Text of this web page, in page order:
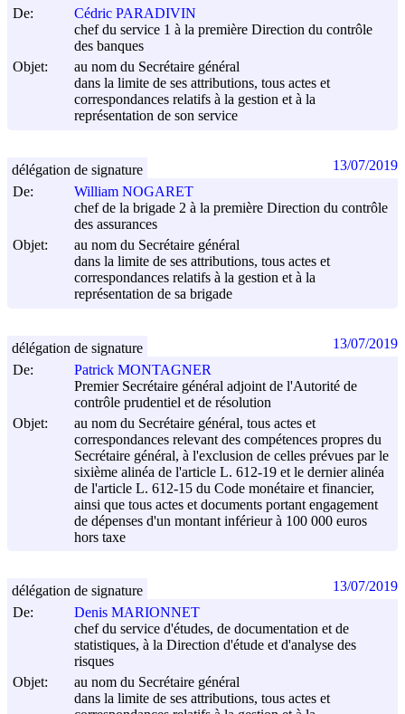
De:
Cédric PARADIVIN
chef du service 1 à la première Direction du contrôle
des banques
Objet:
au nom du Secrétaire général
dans la limite de ses attributions, tous actes et
correspondances relatifs à la gestion et à la
représentation de son service
De:
William NOGARET
chef de la brigade 2 à la première Direction du contrôle
des assurances
Objet:
au nom du Secrétaire général
dans la limite de ses attributions, tous actes et
correspondances relatifs à la gestion et à la
représentation de sa brigade
délégation de signature 13/07/2019
De:
Patrick MONTAGNER
Premier Secrétaire général adjoint de l'Autorité de
contrôle prudentiel et de résolution
Objet:
au nom du Secrétaire général, tous actes et
correspondances relevant des compétences propres du
Secrétaire général, à l'exclusion de celles prévues par le
sixième alinéa de l'article L. 612-19 et le dernier alinéa
de l'article L. 612-15 du Code monétaire et financier,
ainsi que tous actes et documents portant engagement
de dépenses d'un montant inférieur à 100 000 euros
hors taxe
délégation de signature 13/07/2019
De:
Denis MARIONNET
chef du service d'études, de documentation et de
statistiques, à la Direction d'étude et d'analyse des
risques
Objet:
au nom du Secrétaire général
dans la limite de ses attributions, tous actes et
délégation de signature 13/07/2019